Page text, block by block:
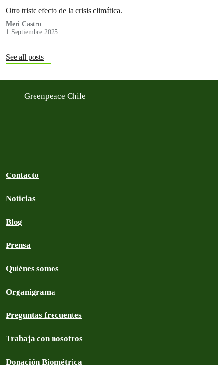
Otro triste efecto de la crisis climática.
Meri Castro
1 Septiembre 2025
See all posts
Greenpeace Chile
Contacto
Noticias
Blog
Prensa
Quiénes somos
Organigrama
Preguntas frecuentes
Trabaja con nosotros
Donación Biométrica